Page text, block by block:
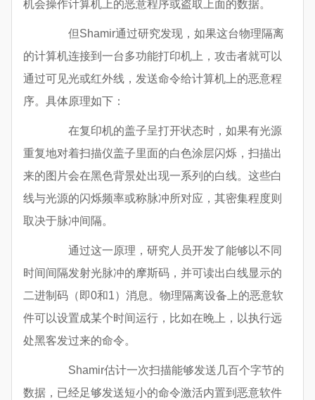
机会操作计算机上的恶意程序或盗取上面的数据。
但Shamir通过研究发现，如果这台物理隔离
的计算机连接到一台多功能打印机上，攻击者就可以
通过可见光或红外线，发送命令给计算机上的恶意程
序。具体原理如下：
在复印机的盖子呈打开状态时，如果有光源
重复地对着扫描仪盖子里面的白色涂层闪烁，扫描出
来的图片会在黑色背景处出现一系列的白线。这些白
线与光源的闪烁频率或称脉冲所对应，其密集程度则
取决于脉冲间隔。
通过这一原理，研究人员开发了能够以不同
时间间隔发射光脉冲的摩斯码，并可读出白线显示的
二进制码（即0和1）消息。物理隔离设备上的恶意软
件可以设置成某个时间运行，比如在晚上，以执行远
处黑客发过来的命令。
Shamir估计一次扫描能够发送几百个字节的
数据，已经足够发送短小的命令激活内置到恶意软件